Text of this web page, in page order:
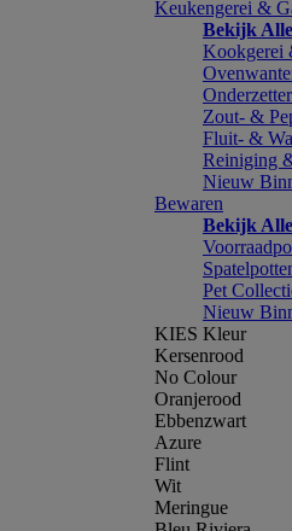
Keukengerei &
Bekijk Alle
Kookgerei
Zout- &
Fluit- &
Reiniging
Nieuw
Bewaren
Bekijk
Pet
Nieuw
KIES Kleur
Kersenrood
No Colour
Oranjerood
Ebbenzwart
Azure
Flint
Wit
Meringue